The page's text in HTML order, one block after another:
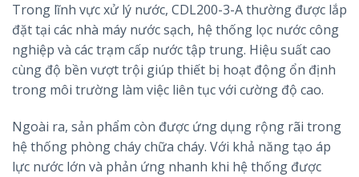
Trong lĩnh vực xử lý nước, CDL200-3-A thường được lắp
đặt tại các nhà máy nước sạch, hệ thống lọc nước công
nghiệp và các trạm cấp nước tập trung. Hiệu suất cao
cùng độ bền vượt trội giúp thiết bị hoạt động ổn định
trong môi trường làm việc liên tục với cường độ cao.
Ngoài ra, sản phẩm còn được ứng dụng rộng rãi trong
hệ thống phòng cháy chữa cháy. Với khả năng tạo áp
lực nước lớn và phản ứng nhanh khi hệ thống được